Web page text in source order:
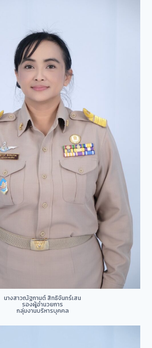
นางสาวณัฐกานต์ สิทธิจันทร์เสน
รองผู้อำนวยการ
กลุ่มงานบริหารบุคคล